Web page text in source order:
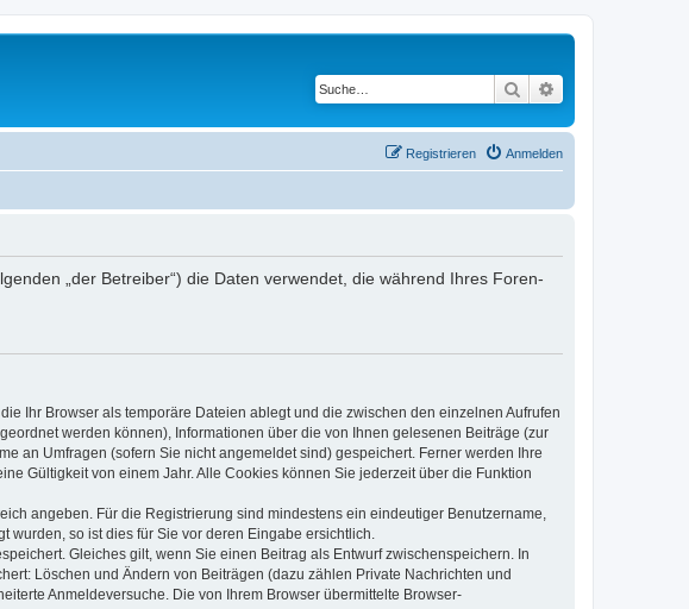
Suche
Anmelden
Registrieren
„der Betreiber“) die Daten verwendet, die während Ihres Foren-
Ihr Browser als temporäre Dateien ablegt und die zwischen den einzelnen Aufrufen
werden können), Informationen über die von Ihnen gelesenen Beiträge (zur
an Umfragen (sofern Sie nicht angemeldet sind) gespeichert. Ferner werden Ihre
Gültigkeit von einem Jahr. Alle Cookies können Sie jederzeit über die Funktion
angeben. Für die Registrierung sind mindestens ein eindeutiger Benutzername,
so ist dies für Sie vor deren Eingabe ersichtlich.
Gleiches gilt, wenn Sie einen Beitrag als Entwurf zwischenspeichern. In
Löschen und Ändern von Beiträgen (dazu zählen Private Nachrichten und
Anmeldeversuche. Die von Ihrem Browser übermittelte Browser-